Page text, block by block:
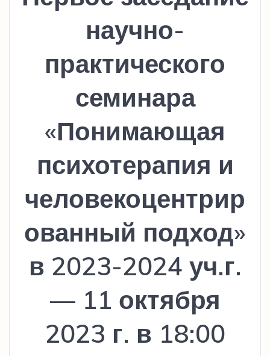
научно-
практического
семинара
«Понимающая
психотерапия и
человекоцентрир
ованный подход»
в 2023-2024 уч.г.
— 11 октября
2023 г. в 18:00